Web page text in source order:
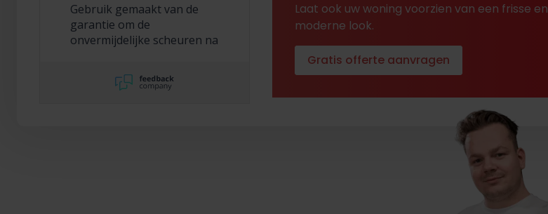
Gebruik gemaakt van de
garantie om de
onvermijdelijke scheuren na
en dat hebben ze super
netjes gedaan!
Laat ook uw woning voorzien van een frisse en
moderne look.
Gratis offerte aanvragen